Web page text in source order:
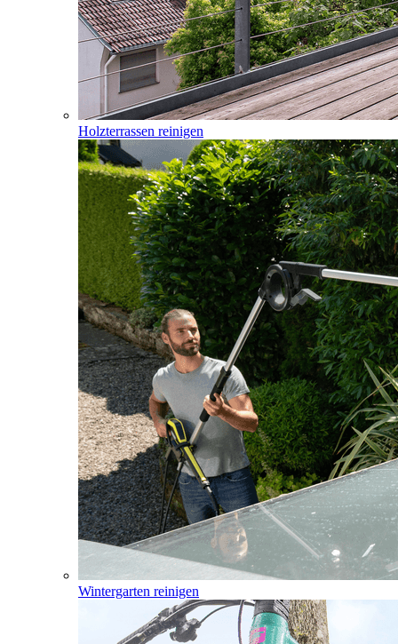
Holzterrassen reinigen
Wintergarten reinigen